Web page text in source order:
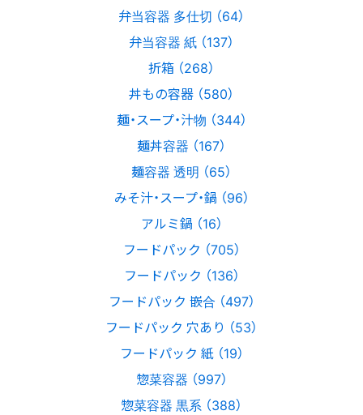
弁当容器 多仕切 （64）
弁当容器 紙 （137）
折箱 （268）
丼もの容器 （580）
麺・スープ・汁物 （344）
麺丼容器 （167）
麺容器 透明 （65）
みそ汁・スープ・鍋 （96）
アルミ鍋 （16）
フードパック （705）
フードパック （136）
フードパック 嵌合 （497）
フードパック 穴あり （53）
フードパック 紙 （19）
惣菜容器 （997）
惣菜容器 黒系 （388）